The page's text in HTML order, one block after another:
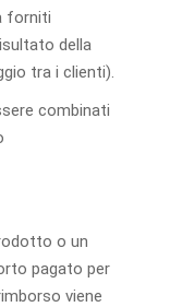
forniti
della
tra i clienti).
combinati
o un
pagato per
viene